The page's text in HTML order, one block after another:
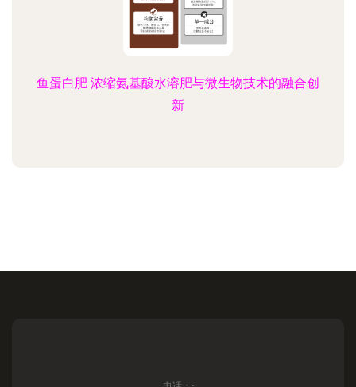
鱼蛋白肥 浓缩氨基酸水溶肥与微生物技术的融合创
新